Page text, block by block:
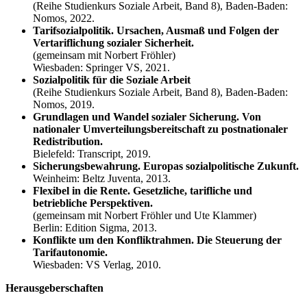
(Reihe Studienkurs Soziale Arbeit, Band 8), Baden-Baden:
Nomos, 2022.
Tarifsozialpolitik. Ursachen, Ausmaß und Folgen der
Vertariflichung sozialer Sicherheit.
(gemeinsam mit Norbert Fröhler)
Wiesbaden: Springer VS, 2021.
Sozialpolitik für die Soziale Arbeit
(Reihe Studienkurs Soziale Arbeit, Band 8), Baden-Baden:
Nomos, 2019.
Grundlagen und Wandel sozialer Sicherung. Von
nationaler Umverteilungsbereitschaft zu postnationaler
Redistribution.
Bielefeld: Transcript, 2019.
Sicherungsbewahrung. Europas sozialpolitische Zukunft.
Weinheim: Beltz Juventa, 2013.
Flexibel in die Rente. Gesetzliche, tarifliche und
betriebliche Perspektiven.
(gemeinsam mit Norbert Fröhler und Ute Klammer)
Berlin: Edition Sigma, 2013.
Konflikte um den Konfliktrahmen. Die Steuerung der
Tarifautonomie.
Wiesbaden: VS Verlag, 2010.
Herausgeberschaften